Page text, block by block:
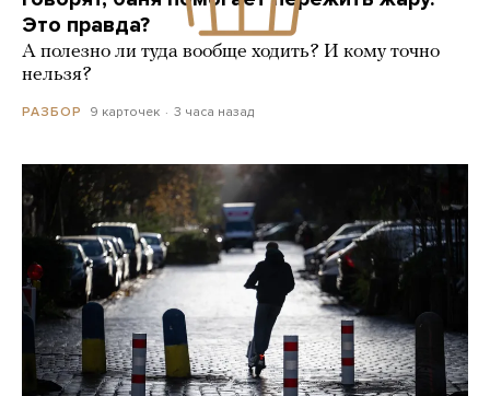
Это правда?
А полезно ли туда вообще ходить? И кому точно
нельзя?
РАЗБОР 9 карточек 3 часа назад